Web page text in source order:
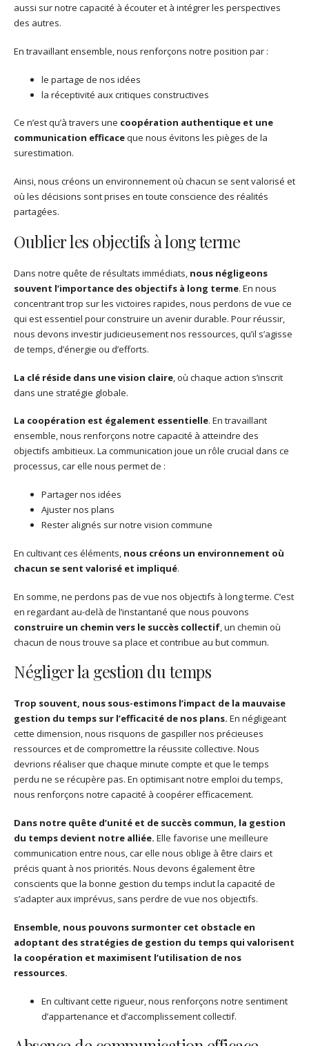
aussi sur notre capacité à écouter et à intégrer les perspectives
des autres.
En travaillant ensemble, nous renforçons notre position par :
le partage de nos idées
la réceptivité aux critiques constructives
Ce n’est qu’à travers une coopération authentique et une
communication efficaceque nous évitons les pièges de la
surestimation.
Ainsi, nous créons un environnement où chacun se sent valorisé et
où les décisions sont prises en toute conscience des réalités
partagées.
Oublier les objectifs à long terme
Dans notre quête de résultats immédiats, nous négligeons
souvent l’importance des objectifs à long terme. En nous
concentrant trop sur les victoires rapides, nous perdons de vue ce
qui est essentiel pour construire un avenir durable. Pour réussir,
nous devons investir judicieusement nos ressources, qu’il s’agisse
de temps, d’énergie ou d’efforts.
La clé réside dans une vision claire , où chaque action s’inscrit
dans une stratégie globale.
La coopération est également essentielle. En travaillant
ensemble, nous renforçons notre capacité à atteindre des
objectifs ambitieux. La communication joue un rôle crucial dans ce
processus, car elle nous permet de :
Partager nos idées
Ajuster nos plans
Rester alignés sur notre vision commune
En cultivant ces éléments, nous créons un environnement où
chacun se sent valorisé et impliqué.
En somme, ne perdons pas de vue nos objectifs à long terme. C’est
en regardant au-delà de l’instantané que nous pouvons
construire un chemin vers le succès collectif , un chemin où
chacun de nous trouve sa place et contribue au but commun.
Négliger la gestion du temps
Trop souvent, nous sous-estimons l’impact de la mauvaise
gestion du temps sur l’efficacité de nos plans. En négligeant
cette dimension, nous risquons de gaspiller nos précieuses
ressources et de compromettre la réussite collective. Nous
devrions réaliser que chaque minute compte et que le temps
perdu ne se récupère pas. En optimisant notre emploi du temps,
nous renforçons notre capacité à coopérer efficacement.
Dans notre quête d’unité et de succès commun, la gestion
du temps devient notre alliée. Elle favorise une meilleure
communication entre nous, car elle nous oblige à être clairs et
précis quant à nos priorités. Nous devons également être
conscients que la bonne gestion du temps inclut la capacité de
s’adapter aux imprévus, sans perdre de vue nos objectifs.
Ensemble, nous pouvons surmonter cet obstacle en
adoptant des stratégies de gestion du temps qui valorisent
la coopération et maximisent l’utilisation de nos
ressources.
En cultivant cette rigueur, nous renforçons notre sentiment
d’appartenance et d’accomplissement collectif.